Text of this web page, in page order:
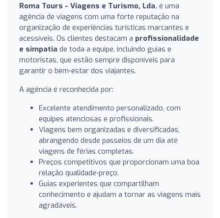
Roma Tours - Viagens e Turismo, Lda. é uma
agência de viagens com uma forte reputação na
organização de experiências turísticas marcantes e
acessíveis. Os clientes destacam a profissionalidade
e simpatia de toda a equipe, incluindo guias e
motoristas, que estão sempre disponíveis para
garantir o bem-estar dos viajantes.
A agência é reconhecida por:
Excelente atendimento personalizado, com
equipes atenciosas e profissionais.
Viagens bem organizadas e diversificadas,
abrangendo desde passeios de um dia até
viagens de férias completas.
Preços competitivos que proporcionam uma boa
relação qualidade-preço.
Guias experientes que compartilham
conhecimento e ajudam a tornar as viagens mais
agradáveis.